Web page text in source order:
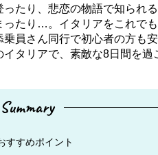
たり、悲恋の物語で知られ
たり…。イタリアをこれで
員さん同行で初心者の方も
タリアで、素敵な8日間を過
Summary
すすめポイント